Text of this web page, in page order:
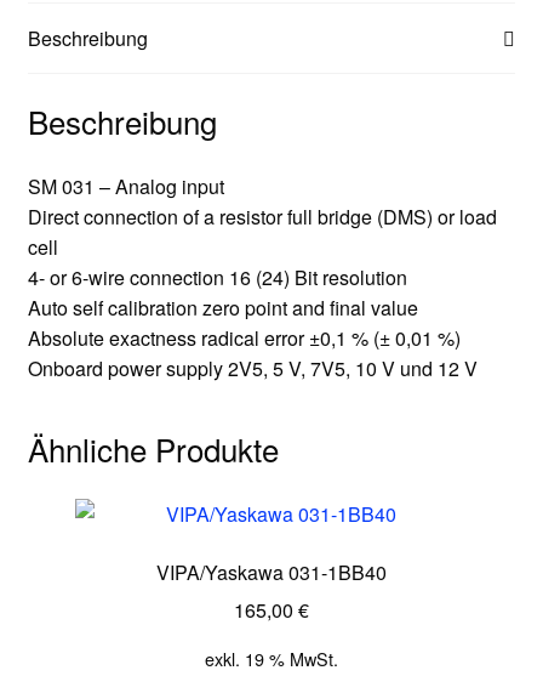
Beschreibung
Beschreibung
SM 031 – Analog input
Direct connection of a resistor full bridge (DMS) or load
cell
4- or 6-wire connection 16 (24) Bit resolution
Auto self calibration zero point and final value
Absolute exactness radical error ±0,1 % (± 0,01 %)
Onboard power supply 2V5, 5 V, 7V5, 10 V und 12 V
Ähnliche Produkte
VIPA/Yaskawa 031-1BB40
165,00 €
exkl. 19 % MwSt.